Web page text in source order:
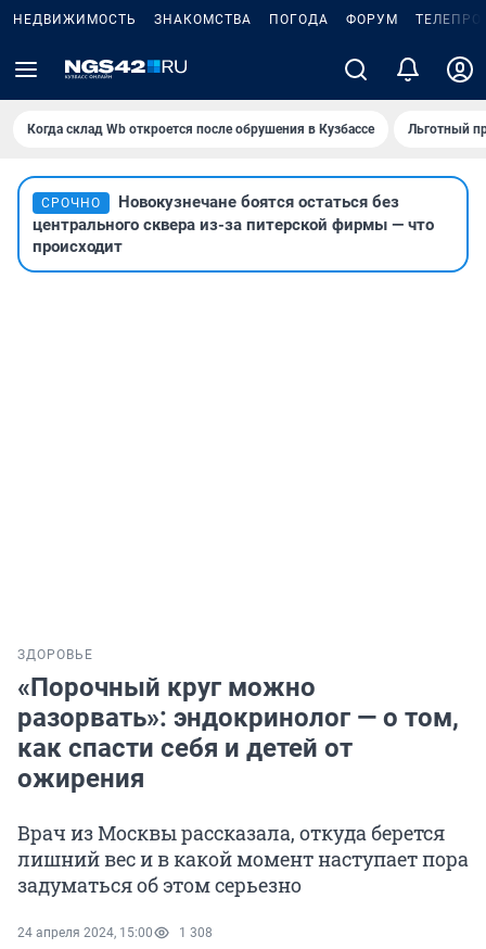
НЕДВИЖИМОСТЬ ЗНАКОМСТВА ПОГОДА ФОРУМ
Когда склад Wb откроется после обрушения в Кузбассе Льготный
СРОЧНО
Новокузнечане боятся остаться без
центрального сквера из-за питерской фирмы — что
происходит
ЗДОРОВЬЕ
«Порочный круг можно
разорвать»: эндокринолог — о том,
как спасти себя и детей от
ожирения
Врач из Москвы рассказала, откуда берется
лишний вес и в какой момент наступает пора
задуматься об этом серьезно
24 апреля 2024, 15:00 1 308